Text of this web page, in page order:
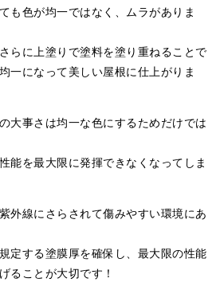
も色が均一ではなく、ムラがありま
らに上塗りで塗料を塗り重ねることで
一になって美しい屋根に仕上がりま
大事さは均一な色にするためだけでは
能を最大限に発揮できなくなってしま
外線にさらされて傷みやすい環境にあ
定する塗膜厚を確保し、最大限の性能
ることが大切です！